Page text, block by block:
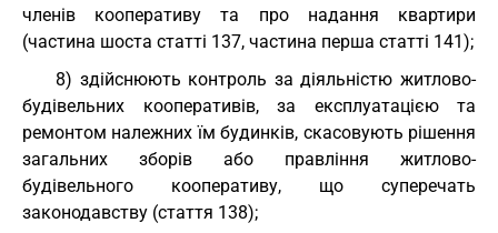
членів кооперативу та про надання квартири
(частина шоста статті 137, частина перша статті 141);
8) здійснюють контроль за діяльністю житлово-
будівельних кооперативів, за експлуатацією та
ремонтом належних їм будинків, скасовують рішення
загальних зборів або правління житлово-
будівельного кооперативу, що суперечать
законодавству (стаття 138);